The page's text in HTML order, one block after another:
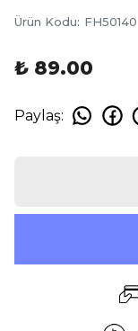
Ürün Kodu: FH50140
₺ 89.00
Paylaş: